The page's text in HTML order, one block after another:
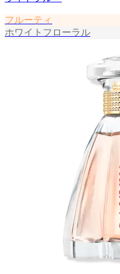
フルーティ
ホワイトフローラル